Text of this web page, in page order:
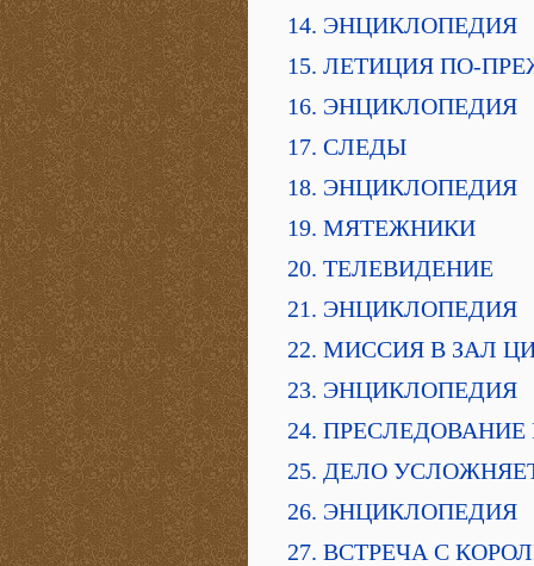
14. ЭНЦИКЛОПЕДИЯ
15. ЛЕТИЦИЯ ПО-
16. ЭНЦИКЛОПЕДИЯ
17. СЛЕДЫ
18. ЭНЦИКЛОПЕДИЯ
19. МЯТЕЖНИКИ
20. ТЕЛЕВИДЕНИЕ
21. ЭНЦИКЛОПЕДИЯ
22. МИССИЯ В ЗАЛ
23. ЭНЦИКЛОПЕДИЯ
24.
25. ДЕЛО
26. ЭНЦИКЛОПЕДИЯ
27. ВСТРЕЧА С